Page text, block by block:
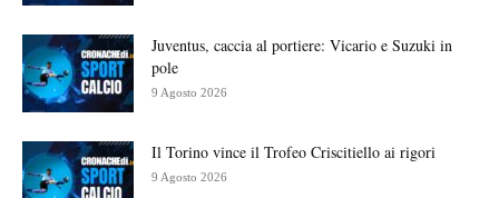
Juventus, caccia al portiere: Vicario e Suzuki in
pole
9 Agosto 2026
Il Torino vince il Trofeo Criscitiello ai rigori
9 Agosto 2026